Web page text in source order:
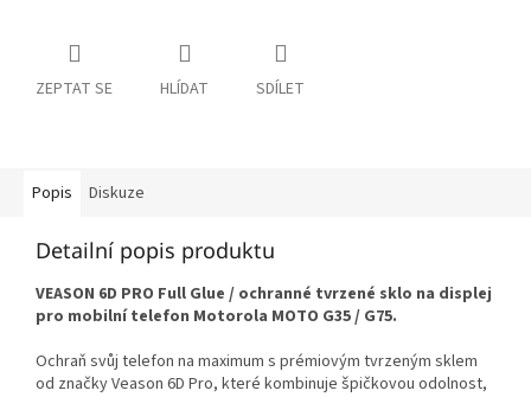
ZEPTAT SE HLÍDAT SDÍLET
Popis Diskuze
Detailní popis produktu
VEASON 6D PRO Full Glue / ochranné tvrzené sklo na displej
pro mobilní telefon Motorola MOTO G35 / G75.
Ochraň svůj telefon na maximum s prémiovým tvrzeným sklem
od značky Veason 6D Pro, které kombinuje špičkovou odolnost,